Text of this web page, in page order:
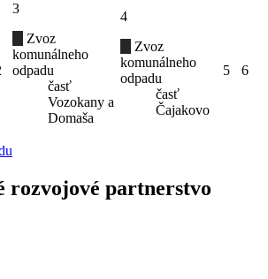
3
Zvoz
komunálneho
odpadu
časť
Vozokany a
Domaša
4
Zvoz
komunálneho
odpadu
časť
Čajakovo
5 6
rozvojové partnerstvo